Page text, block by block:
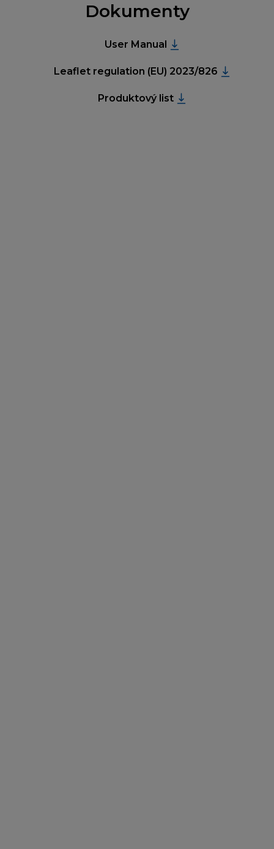
Dokumenty
User Manual
Leaflet regulation (EU) 2023/826
Produktový list